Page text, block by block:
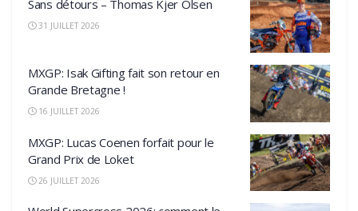
Sans détours – Thomas Kjer Olsen
31 JUILLET 2026
MXGP: Isak Gifting fait son retour en
Grande Bretagne !
16 JUILLET 2026
MXGP: Lucas Coenen forfait pour le
Grand Prix de Loket
26 JUILLET 2026